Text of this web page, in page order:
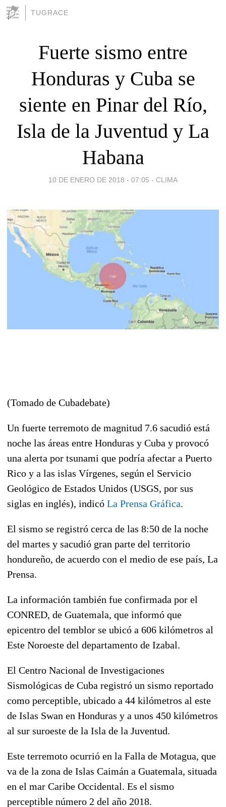
TUGRACE
Fuerte sismo entre
Honduras y Cuba se
siente en Pinar del Río,
Isla de la Juventud y La
Habana
10 DE ENERO DE 2018 - 07:05 - CLIMA
(Tomado de Cubadebate)
Un fuerte terremoto de magnitud 7.6 sacudió está
noche las áreas entre Honduras y Cuba y provocó
una alerta por tsunami que podría afectar a Puerto
Rico y a las islas Vírgenes, según el Servicio
Geológico de Estados Unidos (USGS, por sus
siglas en inglés), indicó La Prensa Gráfica.
El sismo se registró cerca de las 8:50 de la noche
del martes y sacudió gran parte del territorio
hondureño, de acuerdo con el medio de ese país, La
Prensa.
La información también fue confirmada por el
CONRED, de Guatemala, que informó que
epicentro del temblor se ubicó a 606 kilómetros al
Este Noroeste del departamento de Izabal.
El Centro Nacional de Investigaciones
Sismológicas de Cuba registró un sismo reportado
como perceptible, ubicado a 44 kilómetros al este
de Islas Swan en Honduras y a unos 450 kilómetros
al sur suroeste de la Isla de la Juventud.
Este terremoto ocurrió en la Falla de Motagua, que
va de la zona de Islas Caimán a Guatemala, situada
en el mar Caribe Occidental. Es el sismo
perceptible número 2 del año 2018.